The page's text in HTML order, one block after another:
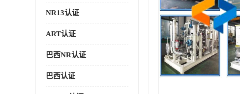
NR13认证
ART认证
巴西NR认证
巴西认证